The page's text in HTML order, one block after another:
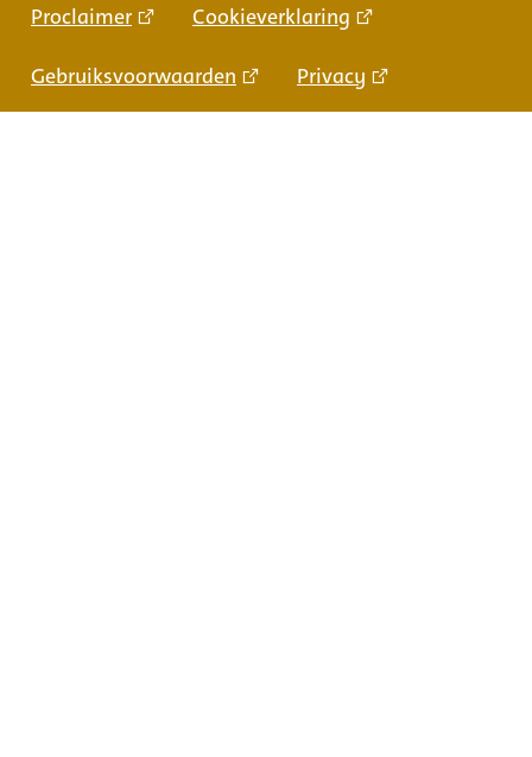
Proclaimer Cookieverklaring
Gebruiksvoorwaarden Privacy